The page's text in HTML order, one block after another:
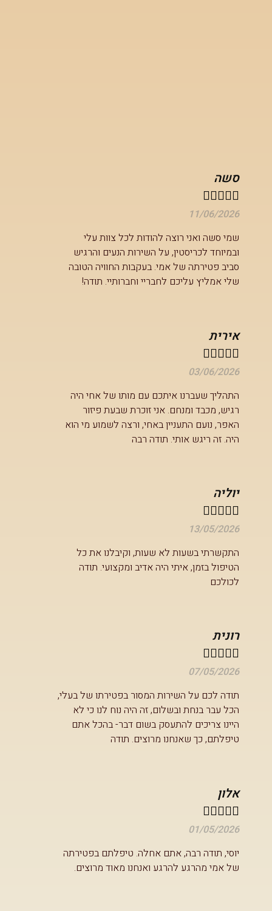
סשה

11/06/2026
שמי סשה ואני רוצה להודות לכל צוות עלי
ובמיוחד לכריסטין, על השירות הנעים והרגיש
סביב פטירתה של אמי. בעקבות החוויה הטובה
שלי אמליץ עליכם לחבריי וחברותיי. תודה!
אירית

03/06/2026
התהליך שעברנו איתכם עם מותו של אחי היה
רגיש, מכבד ומנחם. אני זוכרת שבעת פיזור
האפר, נועם התעניין באחי, ורצה לשמוע מי הוא
היה. זה ריגש אותי. תודה רבה
יוליה

13/05/2026
התקשרתי בשעות לא שעות, וקיבלנו את כל
הטיפול בזמן, איתי היה אדיב ומקצועי. תודה
לכולכם
רונית

07/05/2026
תודה לכם על השירות המסור בפטירתו של בעלי,
הכל עבר בנחת ובשלום, זה היה נוח לנו כי לא
היינו צריכים להתעסק בשום דבר- בהכל אתם
טיפלתם, כך שאנחנו מרוצים. תודה
אלון

01/05/2026
יוסי, תודה רבה, אתם אחלה. טיפלתם בפטירתה
של אמי מהרגע להרגע ואנחנו מאוד מרוצים.